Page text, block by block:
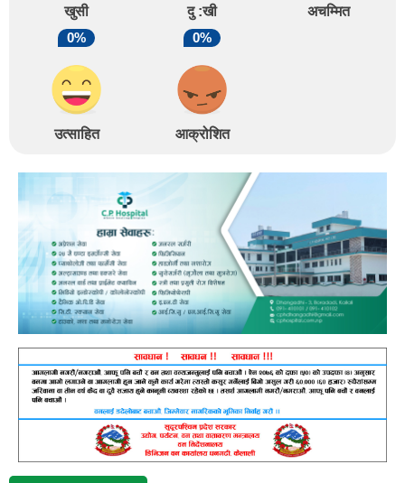
खुसी दु :खी
अचम्मित
0%
उत्साहित
0%
आक्रोशित